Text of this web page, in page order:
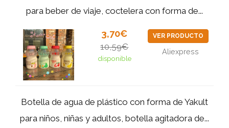
para beber de viaje, coctelera con forma de...
3,70€
10,59€
disponible
VER PRODUCTO
Aliexpress
Botella de agua de plástico con forma de Yakult
para niños, niñas y adultos, botella agitadora de...